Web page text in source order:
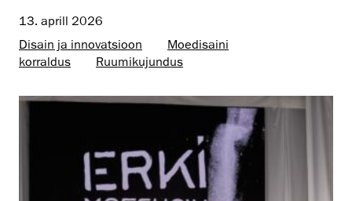
13. aprill 2026
Disain ja innovatsioon
Moedisaini
korraldus
Ruumikujundus